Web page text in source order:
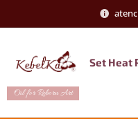
Set Heat
Oil for Reborn Art